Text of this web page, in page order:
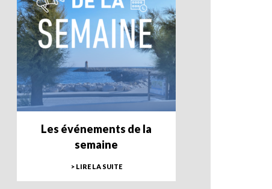
Les événements de la
semaine
> LIRE LA SUITE